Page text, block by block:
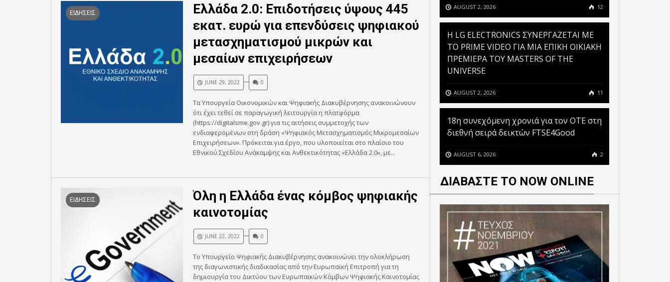
ΕΙΔΗΣΕΙΣ
Ελλάδα 2.0: Επιδοτήσεις ύψους 445
εκατ. ευρώ για επενδύσεις ψηφιακού
μετασχηματισμού μικρών και
μεσαίων επιχειρήσεων
JUNE 29, 2022 0
Τα Υπουργεία Οικονομικών και Ψηφιακής Διακυβέρνησης ανακοινώνουν
ότι έχει τεθεί σε παραγωγική λειτουργία η πλατφόρμα
(https://digitalsme.gov.gr) για τις αιτήσεις συμμετοχής των
ενδιαφερομένων στη δράση «Ψηφιακός Μετασχηματισμός Μικρομεσαίων
Επιχειρήσεων». Πρόκειται για έργο, που υλοποιείται στο πλαίσιο του
Εθνικού Σχεδίου Ανάκαμψης και Ανθεκτικότητας «Ελλάδα 2.0», με...
ΕΙΔΗΣΕΙΣ
Όλη η Ελλάδα ένας κόμβος ψηφιακής
καινοτομίας
JUNE 22, 2022 0
Το Υπουργείο Ψηφιακής Διακυβέρνησης ανακοινώνει την ολοκλήρωση
της διαγωνιστικής διαδικασίας από την Ευρωπαϊκή Επιτροπή για τη
δημιουργία του Δικτύου των Ευρωπαϊκών Κόμβων Ψηφιακής Καινοτομίας
AUGUST 2, 2026 12
H LG ELECTRONICS ΣΥΝΕΡΓΑΖΕΤΑΙ ΜΕ
ΤΟ PRIME VIDEO ΓΙΑ ΜΙΑ ΕΠΙΚΗ ΟΙΚΙΑΚΗ
ΠΡΕΜΙΕΡΑ ΤΟΥ MASTERS OF THE
UNIVERSE
AUGUST 2, 2026 11
18η συνεχόμενη χρονιά για τον ΟΤΕ στη
διεθνή σειρά δεικτών FTSE4Good
AUGUST 6, 2026 2
ΔΙΑΒΑΣΤΕ ΤΟ NOW ONLINE